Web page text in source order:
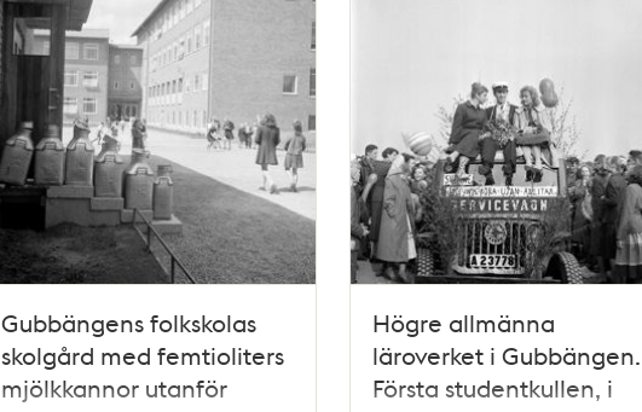
Gubbängens folkskolas
skolgård med femtioliters
mjölkkannor utanför
Högre allmänna
läroverket i Gubbängen.
Första studentkullen, i